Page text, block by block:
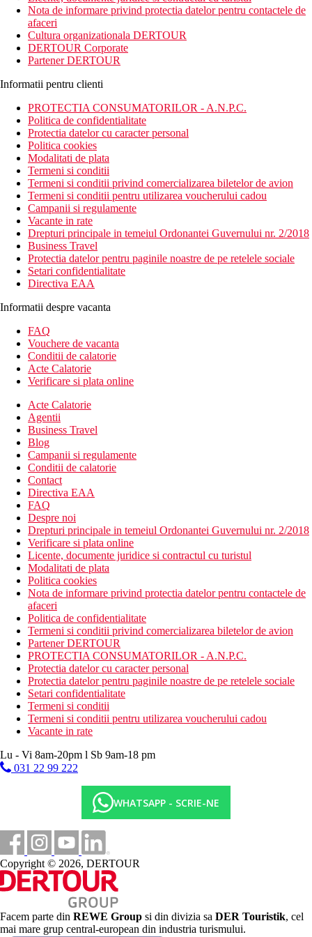
restaurant care ofera preparate din thailandeze si internationale.
Distanta
Centru: hotel situat chiar in centru
Plaja: 200 m
Aeroport: 34 km
Descrierea camerei
Camere:
Deluxe
Deluxe Premier
Facilitati:
baie
dus
toaleta
uscator de par
aer conditionat
minibar contra cost
seif
1 televizor (TV prin satelit, ecran plat)
Descrierea hotelului
Receptie/Receptie
Lift
WiFi in intreaga unitate
Minimarket, magazin de suveniruri, bijutier
Restaurant: bucatarie locala, peste/fructe de mare,
bucatarie internationala, sushi, mancare speciala (hrana
pentru persoane cu alergii)
1 bar
Serviciu de bagaje (contra cost)
Zona de gradina, terasa pe acoperis
1 piscina: umbrele, sezlonguri
Sala de fitness
Centru wellness
Descrierea plajei
Plaja cu nisip: separata de complex printr-un drum
Activitati sportive
Sala de fitness
Categoria oficiala
4 stele
Important
Pentru sosiri incepand cu data de 01.05.2025 este obligatoriu ca
turistii sa completeze un formular cu MAXIM 3 zile inainte de
plecare, in urma acestuia se va genera un cod QR necesar la
intrarea in tara. Completarea se va face accesand : TDAC Portal:
https://tdac.immigration.go.th
Portalul le va permite turistilor sa selecteze data sosirii in
intervalul 3 zile - 0 zile inainte de sosire.
Pentru mai multe detalii va rugam sa accesati si:
User Guide:
0 m
Centrul orasului
34 km
Distanta de cel mai apropiat aeroport
200 m
Distanta pana la plaja
Nota de informare privind protectia datelor pentru contactele de
afaceri
Cultura organizationala DERTOUR
DERTOUR Corporate
Partener DERTOUR
Informatii pentru clienti
PROTECTIA CONSUMATORILOR - A.N.P.C.
Politica de confidentialitate
Protectia datelor cu caracter personal
Politica cookies
Modalitati de plata
Termeni si conditii
Termeni si conditii privind comercializarea biletelor de avion
Termeni si conditii pentru utilizarea voucherului cadou
Campanii si regulamente
Vacante in rate
Drepturi principale in temeiul Ordonantei Guvernului nr. 2/2018
Business Travel
Protectia datelor pentru paginile noastre de pe retelele sociale
Setari confidentialitate
Directiva EAA
Informatii despre vacanta
FAQ
Vouchere de vacanta
Conditii de calatorie
Acte Calatorie
Verificare si plata online
Acte Calatorie
Agentii
Business Travel
Blog
Campanii si regulamente
Conditii de calatorie
Contact
Directiva EAA
FAQ
Despre noi
Drepturi principale in temeiul Ordonantei Guvernului nr. 2/2018
Verificare si plata online
Licente, documente juridice si contractul cu turistul
Modalitati de plata
Politica cookies
Nota de informare privind protectia datelor pentru contactele de
afaceri
Politica de confidentialitate
Termeni si conditii privind comercializarea biletelor de avion
Partener DERTOUR
PROTECTIA CONSUMATORILOR - A.N.P.C.
Protectia datelor cu caracter personal
Protectia datelor pentru paginile noastre de pe retelele sociale
Setari confidentialitate
Termeni si conditii
Termeni si conditii pentru utilizarea voucherului cadou
Vacante in rate
Lu - Vi 8am-20pm l Sb 9am-18 pm
031 22 99 222
WHATSAPP - SCRIE-NE
Copyright © 2026, DERTOUR
Facem parte din REWE Group si din divizia sa DER Touristik, cel
mai mare grup central-european din industria turismului.